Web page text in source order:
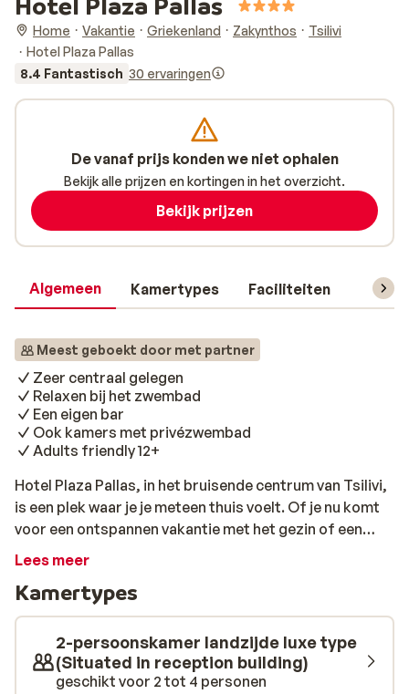
Home Vakantie Griekenland Zakynthos
Tsilivi
Hotel Plaza Pallas
8.4 Fantastisch 30 ervaringen
Algemeen Kamertypes Faciliteiten
Meest geboekt door met partner
Zeer centraal gelegen
Relaxen bij het zwembad
Een eigen bar
Ook kamers met privézwembad
Adults friendly 12+
Hotel Plaza Pallas, in het bruisende centrum van Tsilivi,
is een plek waar je je meteen thuis voelt. Of je nu komt
voor een ontspannen vakantie met het gezin of een
uitje met je partner, iedereen weet zich goed te
verblijf met goede faciliteiten. Je wandelt ook zo naar
het strand en onderweg kom je genoeg bars en
tavernes tegen. Er is altijd iets te doen of je nu de dag
rustig begint met een ontbijt in het restaurant, een
verfrissende duik neemt in het zwembad of ontspant
Lees meer
Kamertypes
2-persoonskamer landzijde luxe type
(Situated in reception building)
geschikt voor 2 tot 4 personen
De vanaf prijs konden we niet ophalen
Bekijk alle prijzen en kortingen in het overzicht.
Bekijk prijzen